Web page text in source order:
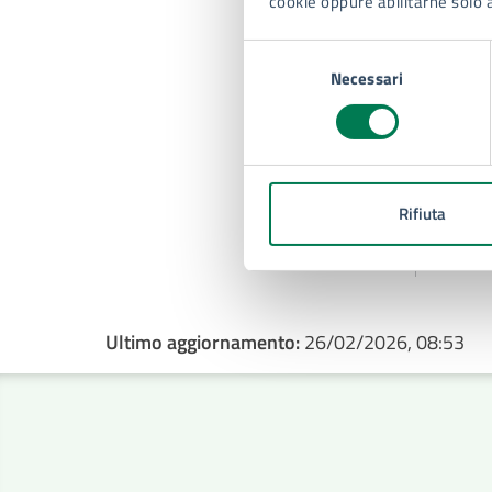
Necessari
Rifiuta
Ultimo aggiornamento:26/02/2026, 08:53